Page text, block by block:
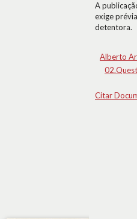
A
exige
detentora.
Alberto
Citar